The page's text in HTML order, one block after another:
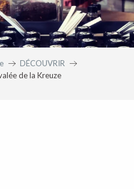
DÉCOUVRIR
de la Kreuze
aux favoris